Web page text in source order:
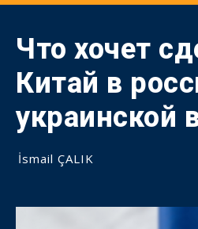
Что хочет
Китай в
украинской
İsmail ÇALIK